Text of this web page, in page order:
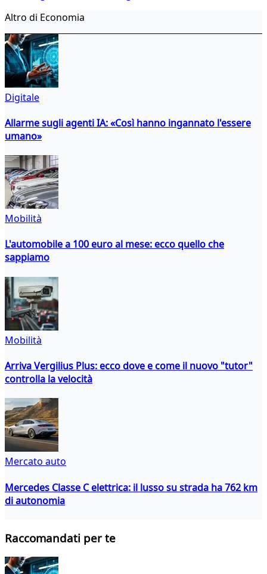
Altro di Economia
Digitale
Allarme sugli agenti IA: «Così hanno ingannato l'essere
umano»
Mobilità
L'automobile a 100 euro al mese: ecco quello che
sappiamo
Mobilità
Arriva Vergilius Plus: ecco dove e come il nuovo "tutor"
controlla la velocità
Mercato auto
Mercedes Classe C elettrica: il lusso su strada ha 762 km
di autonomia
Raccomandati per te